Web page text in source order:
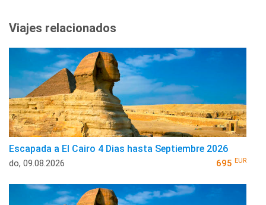
Viajes relacionados
Escapada a El Cairo 4 Dias hasta Septiembre 2026
do, 09.08.2026 695 EUR